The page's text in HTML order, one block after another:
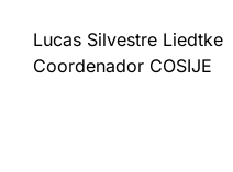
Lucas Silvestre Liedtke
Coordenador COSIJE